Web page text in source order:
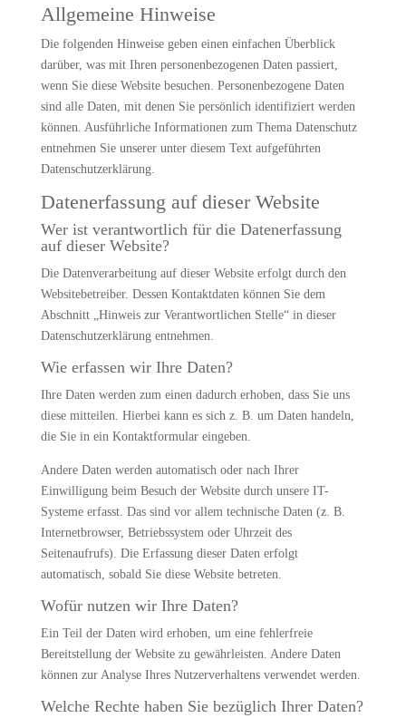
Allgemeine Hinweise
Die folgenden Hinweise geben einen einfachen Überblick
darüber, was mit Ihren personenbezogenen Daten passiert,
wenn Sie diese Website besuchen. Personenbezogene Daten
sind alle Daten, mit denen Sie persönlich identifiziert werden
können. Ausführliche Informationen zum Thema Datenschutz
entnehmen Sie unserer unter diesem Text aufgeführten
Datenschutzerklärung.
Datenerfassung auf dieser Website
Wer ist verantwortlich für die Datenerfassung
auf dieser Website?
Die Datenverarbeitung auf dieser Website erfolgt durch den
Websitebetreiber. Dessen Kontaktdaten können Sie dem
Abschnitt „Hinweis zur Verantwortlichen Stelle“ in dieser
Datenschutzerklärung entnehmen.
Wie erfassen wir Ihre Daten?
Ihre Daten werden zum einen dadurch erhoben, dass Sie uns
diese mitteilen. Hierbei kann es sich z. B. um Daten handeln,
die Sie in ein Kontaktformular eingeben.
Andere Daten werden automatisch oder nach Ihrer
Einwilligung beim Besuch der Website durch unsere IT-
Systeme erfasst. Das sind vor allem technische Daten (z. B.
Internetbrowser, Betriebssystem oder Uhrzeit des
Seitenaufrufs). Die Erfassung dieser Daten erfolgt
automatisch, sobald Sie diese Website betreten.
Wofür nutzen wir Ihre Daten?
Ein Teil der Daten wird erhoben, um eine fehlerfreie
Bereitstellung der Website zu gewährleisten. Andere Daten
können zur Analyse Ihres Nutzerverhaltens verwendet werden.
Welche Rechte haben Sie bezüglich Ihrer Daten?